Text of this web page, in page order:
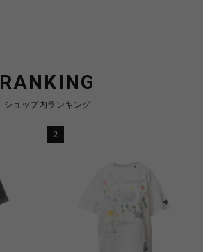
RANKING
ショップ内ランキング
2